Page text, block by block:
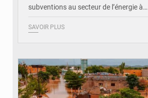
subventions au secteur de l’énergie à…
SAVOIR PLUS